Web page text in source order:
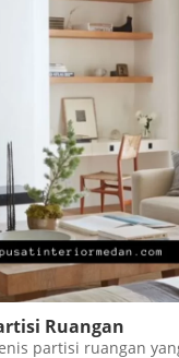
Ruangan
partisi ruangan